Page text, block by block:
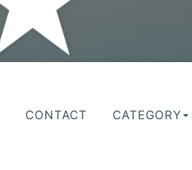
CONTACT CATEGORY